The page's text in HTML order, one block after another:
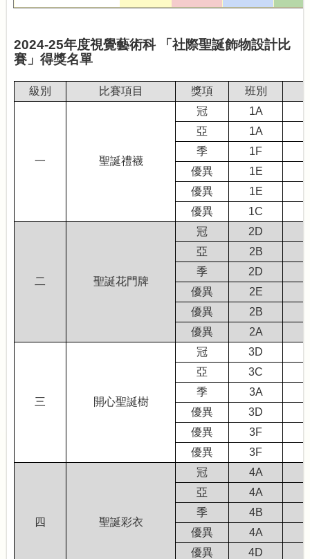
2024-25年度視覺藝術科
「社際聖誕飾物設計比
賽」得獎名單
級別 比賽項目 獎項 班別
一 聖誕禮襪
冠 1A
亞
1A
季
1F
優異
1E
優異
1E
優異
1C
二 聖誕花門牌
冠 2D
亞
2B
季
2D
優異
2E
優異
2B
優異
2A
三 開心聖誕樹
冠 3D
亞
3C
季
3A
優異
3D
優異
3F
優異
3F
四 聖誕彩衣
冠 4A
亞
4A
季
4B
優異
4A
優異
4D